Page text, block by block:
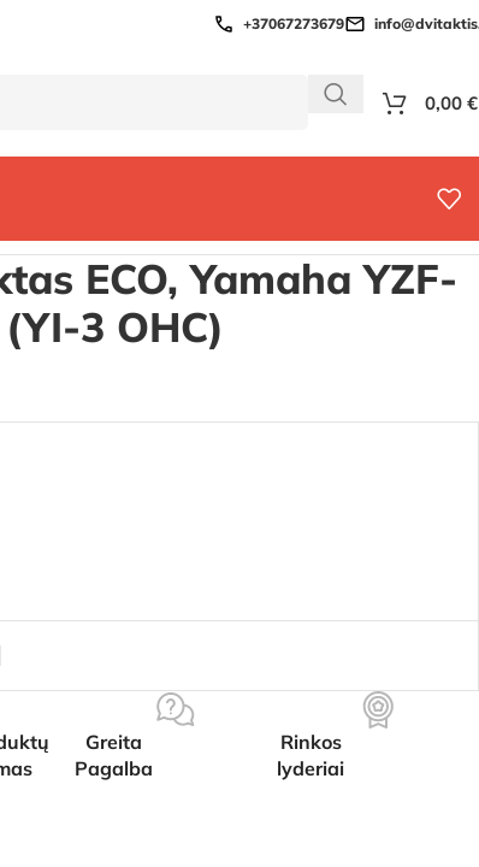
+37067273679
0,00 €
ECO, Yamaha YZF-
3 OHC)
Greita
Pagalba
Rinkos
lyderiai